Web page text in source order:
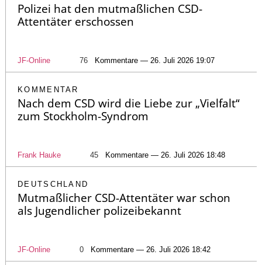
Polizei hat den mutmaßlichen CSD-
Attentäter erschossen
JF-Online 76 Kommentare — 26. Juli 2026 19:07
KOMMENTAR
Nach dem CSD wird die Liebe zur „Vielfalt“
zum Stockholm-Syndrom
Frank Hauke 45 Kommentare — 26. Juli 2026 18:48
DEUTSCHLAND
Mutmaßlicher CSD-Attentäter war schon
als Jugendlicher polizeibekannt
JF-Online 0 Kommentare — 26. Juli 2026 18:42